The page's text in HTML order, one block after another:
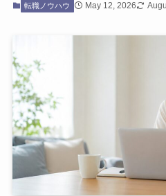
転職ノウハウ May 12, 2026